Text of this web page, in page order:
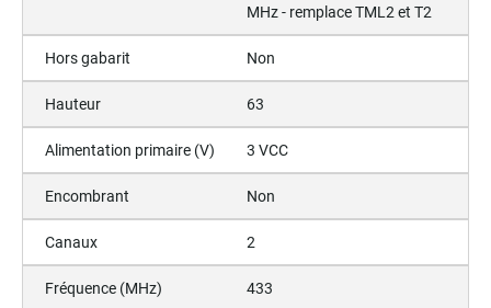
MHz - remplace TML2 et T2
Hors gabarit Non
Hauteur 63
Alimentation primaire (V) 3 VCC
Encombrant Non
Canaux 2
Fréquence (MHz) 433